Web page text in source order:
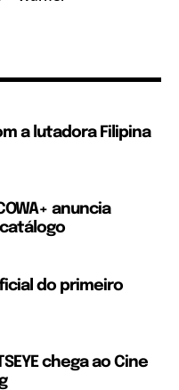
a lutadora Filipina
anuncia
do primeiro
chega ao Cine